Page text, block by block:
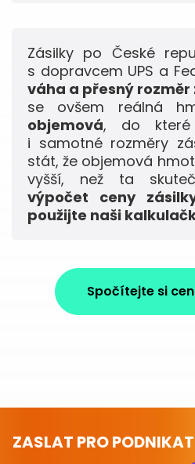
Zásilky po České
s dopravcem UPS a
váha a přesný rozměr
se ovšem reálná
objemová, do které
i samotné rozměry
stát, že objemová
vyšší, než ta
výpočet ceny
použijte naši
Spočítejte si
ZASLAT PRO